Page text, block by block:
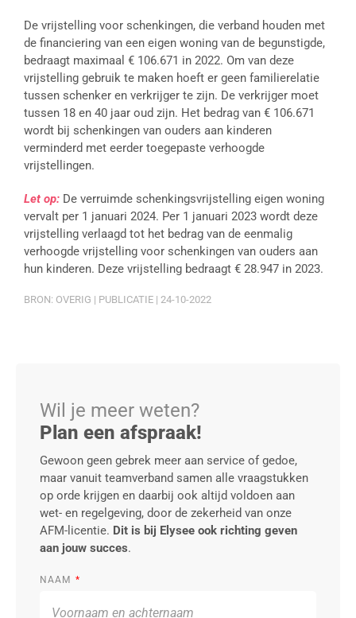
De vrijstelling voor schenkingen, die verband houden met
de financiering van een eigen woning van de begunstigde,
bedraagt maximaal € 106.671 in 2022. Om van deze
vrijstelling gebruik te maken hoeft er geen familierelatie
tussen schenker en verkrijger te zijn. De verkrijger moet
tussen 18 en 40 jaar oud zijn. Het bedrag van € 106.671
wordt bij schenkingen van ouders aan kinderen
verminderd met eerder toegepaste verhoogde
vrijstellingen.
Let op: De verruimde schenkingsvrijstelling eigen woning
vervalt per 1 januari 2024. Per 1 januari 2023 wordt deze
vrijstelling verlaagd tot het bedrag van de eenmalig
verhoogde vrijstelling voor schenkingen van ouders aan
hun kinderen. Deze vrijstelling bedraagt € 28.947 in 2023.
BRON: OVERIG | PUBLICATIE | 24-10-2022
Wil je meer weten?
Plan een afspraak!
Gewoon geen gebrek meer aan service of gedoe,
maar vanuit teamverband samen alle vraagstukken
op orde krijgen en daarbij ook altijd voldoen aan
wet- en regelgeving, door de zekerheid van onze
AFM-licentie. Dit is bij Elysee ook richting geven
aan jouw succes.
NAAM